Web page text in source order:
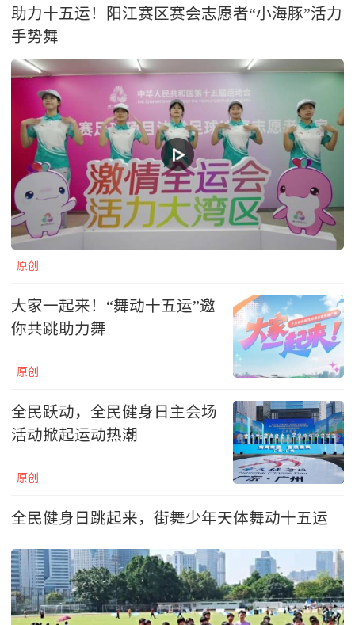
助力十五运！阳江赛区赛会志愿者“小海豚”活力
手势舞
原创
大家一起来！“舞动十五运”邀
你共跳助力舞
原创
全民跃动，全民健身日主会场
活动掀起运动热潮
原创
全民健身日跳起来，街舞少年天体舞动十五运